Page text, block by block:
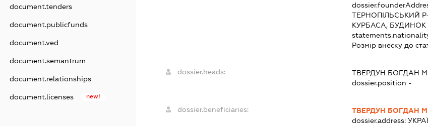
document.tenders
document.publicfunds
document.ved
document.semantrum
document.relationships
document.licenses new!
ТЕРНОПІЛЬСЬКИЙ
КУРБАСА, БУДИНОК
Розмір внеску до
dossier.heads: ТВЕРДУН БОГДАН
dossier.position -
dossier.beneficiaries:
ТВЕРДУН БОГДАН
dossier.address: